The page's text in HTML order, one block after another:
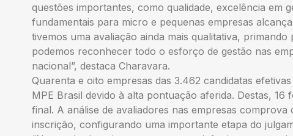
questões importantes, como qualidade, excelência em
fundamentais para micro e pequenas empresas
tivemos uma avaliação ainda mais qualitativa, primando
podemos reconhecer todo o esforço de gestão nas
nacional”, destaca Charavara.
Quarenta e oito empresas das 3.462 candidatas
MPE Brasil devido à alta pontuação aferida. Destas, 16
final. A análise de avaliadores nas empresas
inscrição, configurando uma importante etapa do